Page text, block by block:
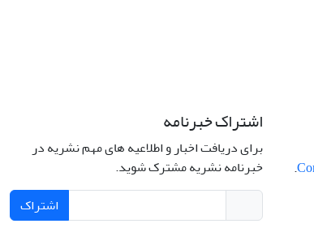
.
اشتراک خبرنامه
برای دریافت اخبار و اطلاعیه های مهم نشریه در
خبرنامه نشریه مشترک شوید.
اشتراک